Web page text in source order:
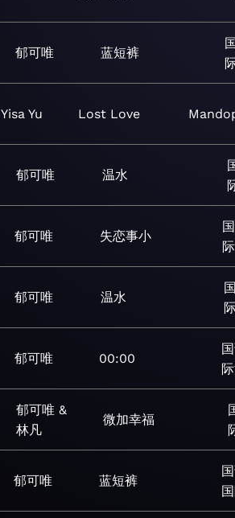
郁可唯 蓝短裤
Yisa Yu Lost Love
郁可唯 温水
郁可唯 失恋事小
郁可唯 温水
郁可唯 00:00
郁可唯 &
林凡
微加幸福
郁可唯 蓝短裤